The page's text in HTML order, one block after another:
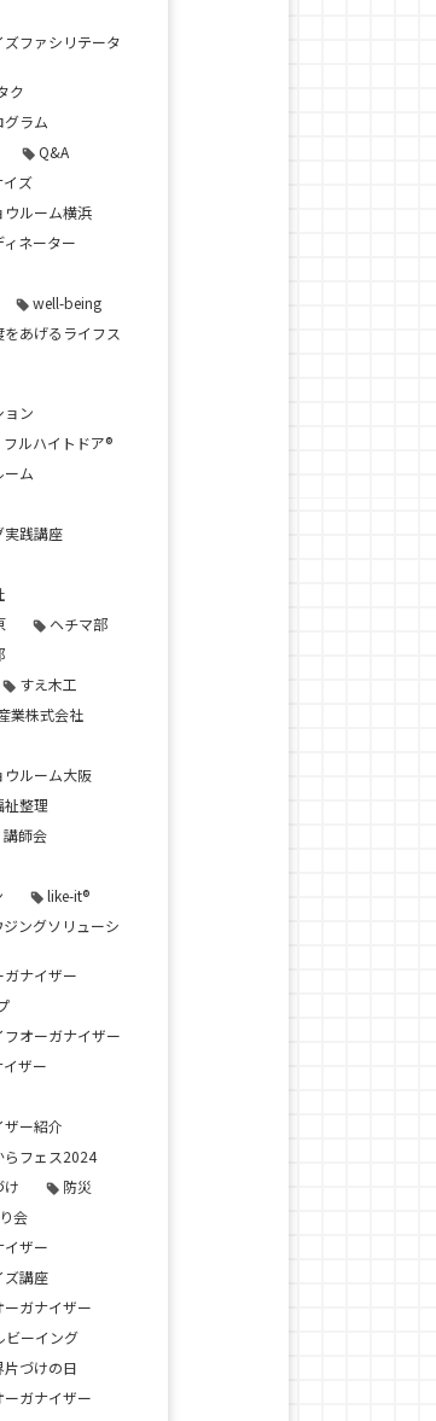
ファシリテータ
ク
グラム
Q&A
イズ
ウルーム横浜
ネーター
well-being
あげるライフス
ョン
フルハイトドア®
ーム
実践講座
ヘチマ部
すえ木工
業株式会社
ウルーム大阪
祉整理
講師会
like-it®
ングソリューシ
ナイザー
オーガナイザー
イザー
ザー紹介
らフェス2024
け
防災
会
イザー
ズ講座
ガナイザー
ビーイング
片づけの日
ーガナイザー